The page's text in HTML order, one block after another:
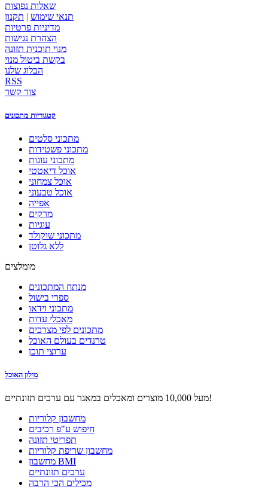
שאלות נפוצות
תנאי שימוש | תקנון
מדיניות פרטיות
הצהרת נגישות
מנוי תוכנית תזונה
בקשת ביטול מנוי
הבלוג שלנו
RSS
צור קשר
קטגוריות מתכונים
מתכוני סלטים
מתכוני פשטידות
מתכוני עוגות
אוכל דיאטטי
אוכל צמחוני
אוכל טבעוני
אפייה
מרקים
עוגיות
מתכוני שוקולד
ללא גלוטן
מומלצים
מנתח המתכונים
ספרי בישול
מתכוני וידאו
מאכלי עדות
מתכונים לפי מצרכים
טרנדים בעולם האוכל
ערוצי תוכן
מילון האוכל
מעל 10,000 מוצרים ומאכלים במאגר עם ערכים תזונתיים!
מחשבון קלוריות
חיפוש ע"פ רכיבים
תפריטי תזונה
מחשבון שריפת קלוריות
מחשבון BMI
ערכים תזונתיים
מכילים הכי הרבה